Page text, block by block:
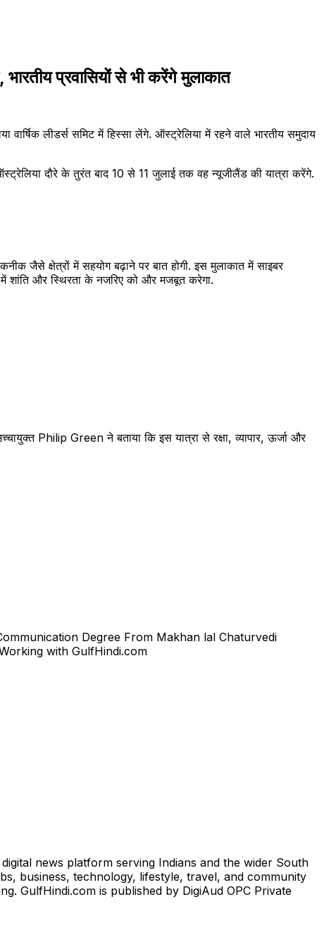
प्रवासियों से भी करेंगे मुलाकात
लीडर्स समिट में हिस्सा लेंगे. ऑस्ट्रेलिया में रहने वाले भारतीय समुदाय
दौरे के तुरंत बाद 10 से 11 जुलाई तक वह न्यूजीलैंड की यात्रा करेंगे.
जैसे क्षेत्रों में सहयोग बढ़ाने पर बात होगी. इस मुलाकात में साइबर
शांति और स्थिरता के नजरिए को और मजबूत करेगा.
Philip Green ने बताया कि इस यात्रा से रक्षा, व्यापार, ऊर्जा और
Degree From Makhan lal Chaturvedi
with GulfHindi.com
news platform serving Indians and the wider South
business, technology, lifestyle, travel, and community
GulfHindi.com is published by DigiAud OPC Private